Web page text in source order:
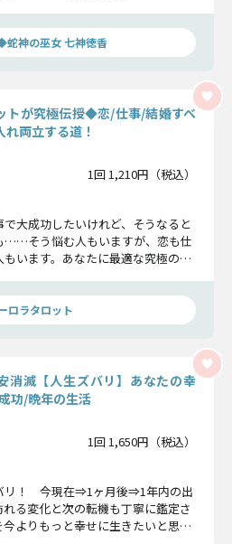
蛇神の巫女 七神徳香
トが究極伝授◆恋/仕事/結婚すべ
れ両立する道！
1回 1,210円（税込）
で大成功したいけれど、そうなると
……そう悩む人もいますが、恋も仕
います。あなたに最適な究極の両
ロラタロット
消滅【人生ズバリ】あなたの幸
功/晩年の生活
1回 1,650円（税込）
リ！ 今現在⇒1ヶ月後⇒1年内の出
る変化と次の転機も丁寧に鑑定さ
よりもっと幸せに生きたいと思っ